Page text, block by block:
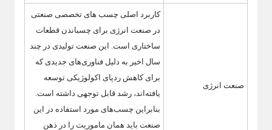
صنعت انرژی
کاربرد اصلی چسب های تخصصی صنعتی
در صنعت انرژی برای چسباندن قطعات
ساختاری است. این صنعت تولیدی در چند
سال اخیر به دلیل فناوری‌های جدیدی که
برای کاهش ردپای اکولوژیکی توسعه
یافته‌اند، رشد قابل توجهی داشته است.
بنابراین چسب‌های مورد استفاده در این
صنعت باید همان ماموریت را در ذهن